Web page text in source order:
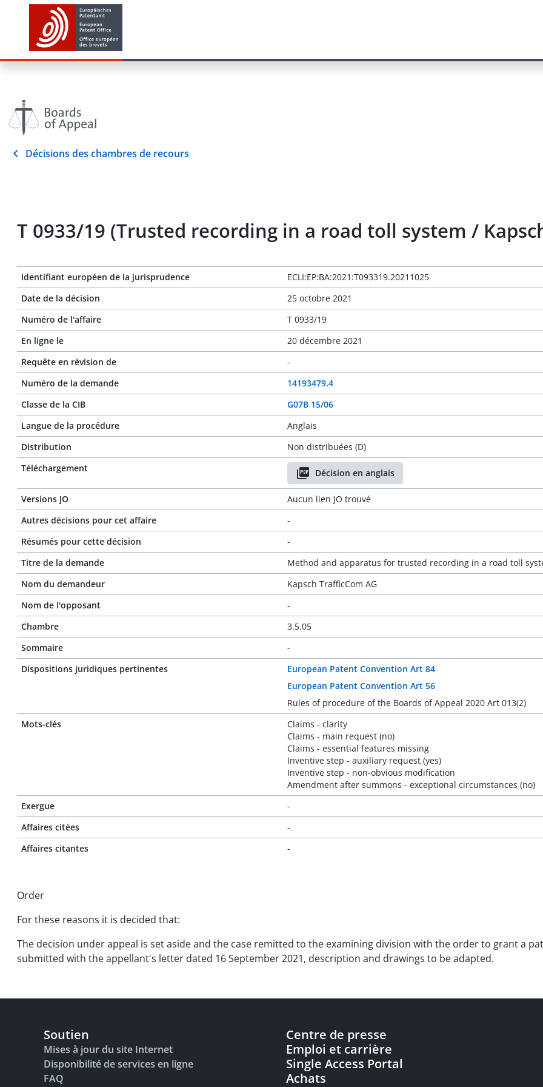
Décisions des chambres de recours
T 0933/19 (Trusted recording in a road toll system /
Identifiant européen de la jurisprudence
ECLI:EP:BA:2021:T093319.20211025
Date de la décision
25 octobre 2021
Numéro de l'affaire
T 0933/19
En ligne le
20 décembre 2021
Requête en révision de
-
Numéro de la demande
14193479.4
Classe de la CIB
G07B 15/06
Langue de la procédure
Anglais
Distribution
Non distribuées (D)
Téléchargement
Décision en anglais
Versions JO
Aucun lien JO trouvé
Autres décisions pour cet affaire
-
Résumés pour cette décision
-
Titre de la demande
Method and apparatus for trusted recording in a road toll
Nom du demandeur
Kapsch TrafficCom AG
Nom de l'opposant
-
Chambre
3.5.05
Sommaire
-
Dispositions juridiques pertinentes
European Patent Convention Art 84
European Patent Convention Art 56
Rules of procedure of the Boards of Appeal 2020 Art 013(2)
Mots-clés
Claims - clarity
Claims - main request (no)
Claims - essential features missing
Inventive step - auxiliary request (yes)
Inventive step - non-obvious modification
Amendment after summons - exceptional circumstances (no)
Exergue
-
Affaires citées
-
Affaires citantes
-
Order
For these reasons it is decided that:
The decision under appeal is set aside and the case remitted to the examining division with the order to grant a
submitted with the appellant's letter dated 16 September 2021, description and drawings to be adapted.
Soutien
Mises à jour du site Internet
Disponibilité de services en ligne
FAQ
Centre de presse
Emploi et carrière
Single Access Portal
Achats